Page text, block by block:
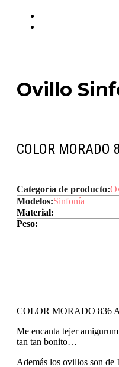
Ovillo
COLOR MORADO
Categoría de producto:
Modelos:Sinfonía
Material:
Peso:
COLOR MORADO 836
Me encanta tejer
tan tan bonito…
Además los ovillos son